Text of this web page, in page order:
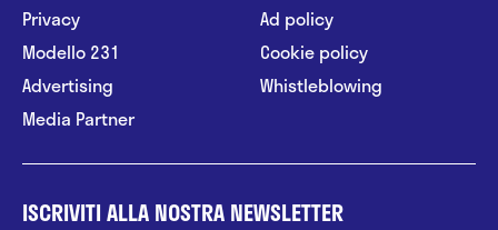
Privacy
Modello 231
Advertising
Media Partner
Ad policy
Cookie policy
Whistleblowing
ISCRIVITI ALLA NOSTRA NEWSLETTER